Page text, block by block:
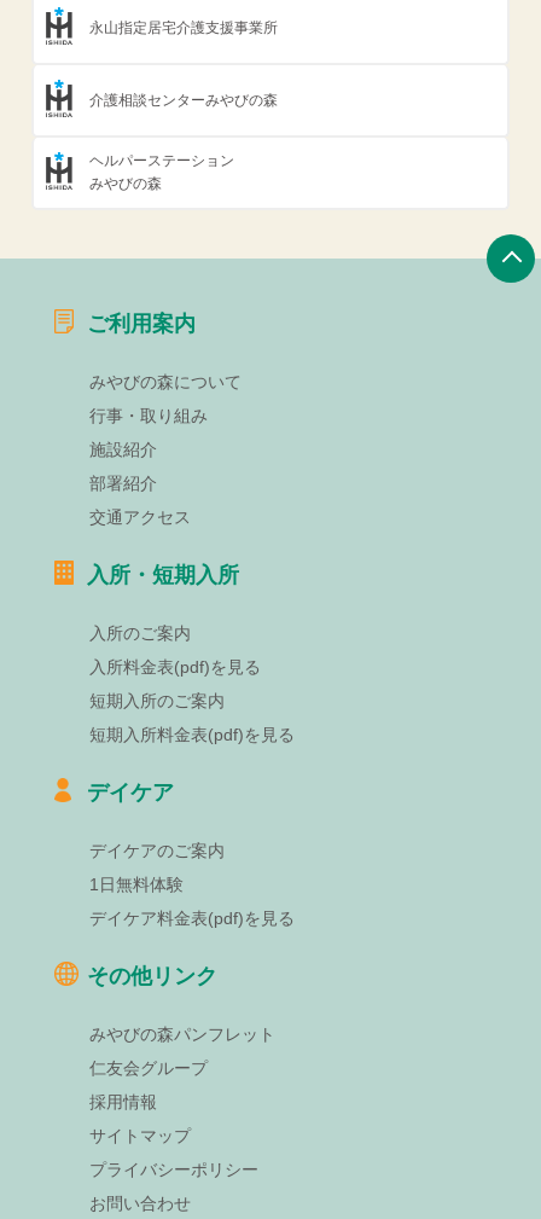
永山指定居宅介護支援事業所
介護相談センターみやびの森
ヘルパーステーション
みやびの森
ご利用案内
みやびの森について
行事・取り組み
施設紹介
部署紹介
交通アクセス
入所・短期入所
入所のご案内
入所料金表(pdf)を見る
短期入所のご案内
短期入所料金表(pdf)を見る
デイケア
デイケアのご案内
1日無料体験
デイケア料金表(pdf)を見る
その他リンク
みやびの森パンフレット
仁友会グループ
採用情報
サイトマップ
プライバシーポリシー
お問い合わせ